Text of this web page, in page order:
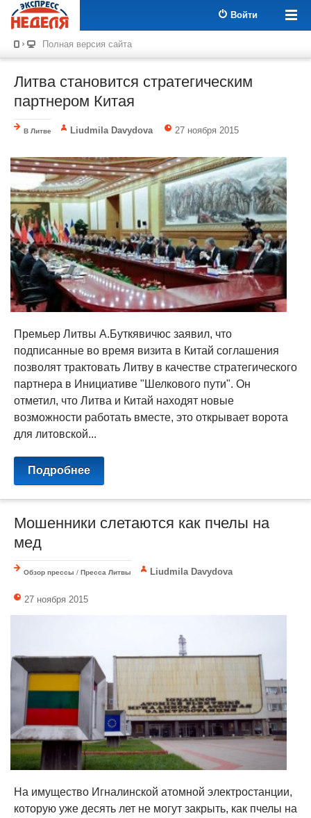
Войти
Полная версия сайта
Литва становится стратегическим
партнером Китая
В Литве Liudmila Davydova 27 ноября 2015
Премьер Литвы А.Буткявичюс заявил, что
подписанные во время визита в Китай соглашения
позволят трактовать Литву в качестве стратегического
партнера в Инициативе "Шелкового пути". Он
отметил, что Литва и Китай находят новые
возможности работать вместе, это открывает ворота
для литовской...
Подробнее
Мошенники слетаются как пчелы на
мед
Обзор прессы / Пресса Литвы Liudmila Davydova
27 ноября 2015
На имущество Игналинской атомной электростанции,
которую уже десять лет не могут закрыть, как пчелы на